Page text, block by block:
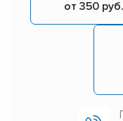
от 350 руб.